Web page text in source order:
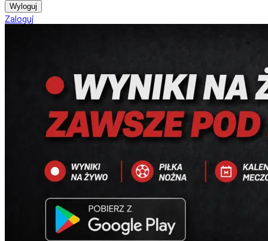
Wyloguj
Zaloguj